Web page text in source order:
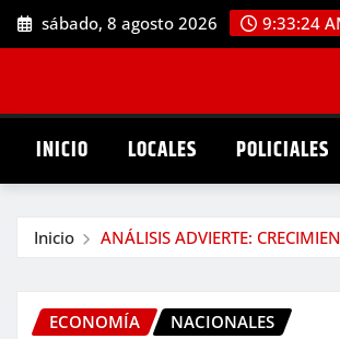
Saltar
al
sábado, 8 agosto 2026 9:33:25
INICIO LOCALES POLICIALES
Inicio ANÁLISIS ADVIERTE:
ECONOMÍA NACIONALES